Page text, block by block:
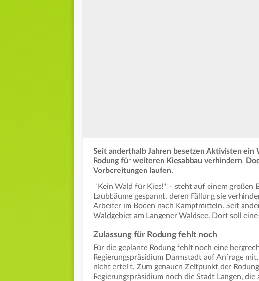
Seit anderthalb Jahren besetzen Aktivisten ein
Rodung für weiteren Kiesabbau verhindern.
Vorbereitungen laufen.
"Kein Wald für Kies!" – steht auf einem großen
Laubbäume gespannt, deren Fällung sie
Arbeiter im Boden nach Kampfmitteln. Seit
Waldgebiet am Langener Waldsee. Dort soll
Zulassung für Rodung fehlt noch
Für die geplante Rodung fehlt noch eine
Regierungspräsidium Darmstadt auf Anfrage
nicht erteilt. Zum genauen Zeitpunkt der
Regierungspräsidium noch die Stadt Langen,